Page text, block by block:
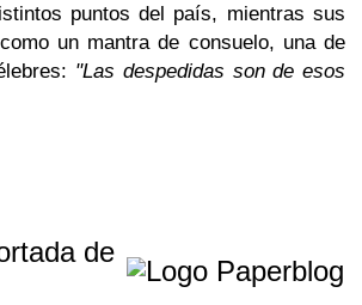
puntos del país, mientras sus
un mantra de consuelo, una de
"Las despedidas son de esos
de